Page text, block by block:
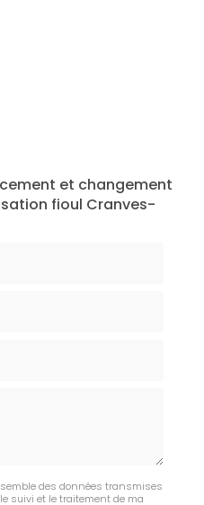
et changement
fioul Cranves-
des données transmises
suivi et le traitement de ma